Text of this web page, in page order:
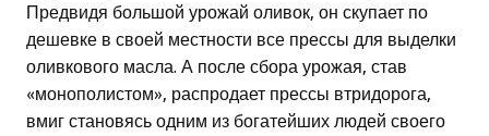
Предвидя большой урожай оливок, он скупает по
дешевке в своей местности все прессы для выделки
оливкового масла. А после сбора урожая, став
«монополистом», распродает прессы втридорога,
вмиг становясь одним из богатейших людей своего